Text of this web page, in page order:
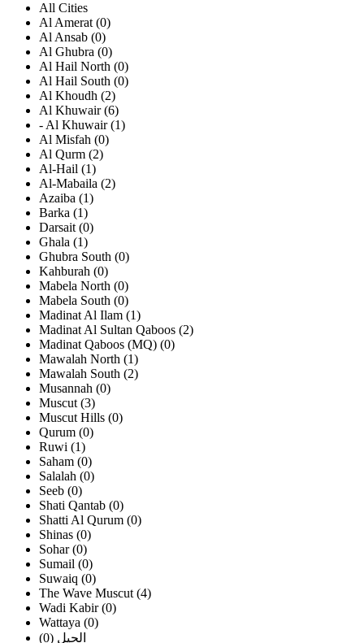
All Cities
Al Amerat (0)
Al Ansab (0)
Al Ghubra (0)
Al Hail North (0)
Al Hail South (0)
Al Khoudh (2)
Al Khuwair (6)
- Al Khuwair (1)
Al Misfah (0)
Al Qurm (2)
Al-Hail (1)
Al-Mabaila (2)
Azaiba (1)
Barka (1)
Darsait (0)
Ghala (1)
Ghubra South (0)
Kahburah (0)
Mabela North (0)
Mabela South (0)
Madinat Al Ilam (1)
Madinat Al Sultan Qaboos (2)
Madinat Qaboos (MQ) (0)
Mawalah North (1)
Mawalah South (2)
Musannah (0)
Muscut (3)
Muscut Hills (0)
Qurum (0)
Ruwi (1)
Saham (0)
Salalah (0)
Seeb (0)
Shati Qantab (0)
Shatti Al Qurum (0)
Shinas (0)
Sohar (0)
Sumail (0)
Suwaiq (0)
The Wave Muscut (4)
Wadi Kabir (0)
Wattaya (0)
الحيل (0)